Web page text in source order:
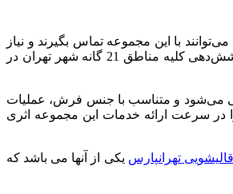
با این مجموعه تماس بگیرند و نیاز
خود را با کارشناسان ما مطرح کنند. متخصصین ما ضمن بررسی درخواست شما در اسرع وقت به نیازتان پاسخ می‌دهند. در هر نقطه از تهران که باشید، بانو با پوشش‌دهی کلیه مناطق 21 گانه شهر تهران در
می‌شود و متناسب با جنس فرش، عملیات
سرعت ارائه خدمات این مجموعه اثری
قالیشویی تهرانپارس یکی از آنها می باشد که